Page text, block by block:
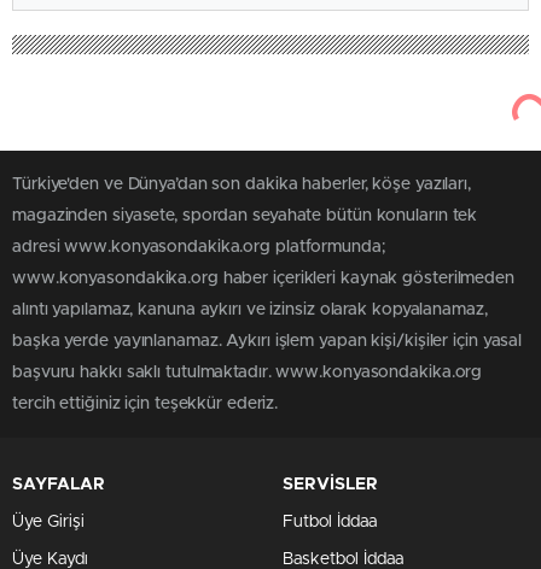
Türkiye'den ve Dünya’dan son dakika haberler, köşe yazıları,
magazinden siyasete, spordan seyahate bütün konuların tek
adresi www.konyasondakika.org platformunda;
www.konyasondakika.org haber içerikleri kaynak gösterilmeden
alıntı yapılamaz, kanuna aykırı ve izinsiz olarak kopyalanamaz,
başka yerde yayınlanamaz. Aykırı işlem yapan kişi/kişiler için yasal
başvuru hakkı saklı tutulmaktadır. www.konyasondakika.org
tercih ettiğiniz için teşekkür ederiz.
SAYFALAR
Üye Girişi
Üye Kaydı
SERVİSLER
Futbol İddaa
Basketbol İddaa